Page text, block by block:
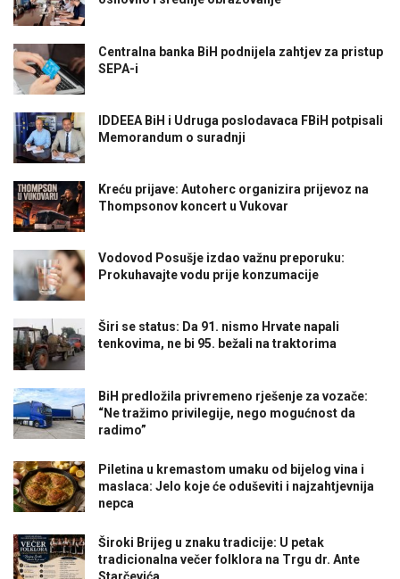
Centralna banka BiH podnijela zahtjev za pristup
SEPA-i
IDDEEA BiH i Udruga poslodavaca FBiH potpisali
Memorandum o suradnji
Kreću prijave: Autoherc organizira prijevoz na
Thompsonov koncert u Vukovar
Vodovod Posušje izdao važnu preporuku:
Prokuhavajte vodu prije konzumacije
Širi se status: Da 91. nismo Hrvate napali
tenkovima, ne bi 95. bežali na traktorima
BiH predložila privremeno rješenje za vozače:
“Ne tražimo privilegije, nego mogućnost da
radimo”
Piletina u kremastom umaku od bijelog vina i
maslaca: Jelo koje će oduševiti i najzahtjevnija
nepca
Široki Brijeg u znaku tradicije: U petak
tradicionalna večer folklora na Trgu dr. Ante
Starčevića